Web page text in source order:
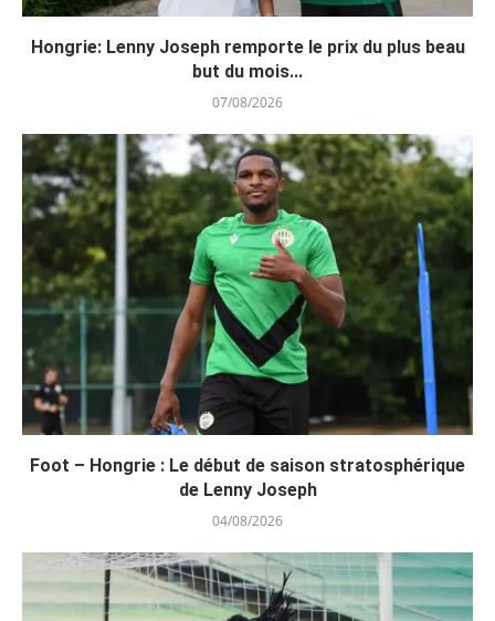
Hongrie: Lenny Joseph remporte le prix du plus beau
but du mois...
07/08/2026
Foot – Hongrie : Le début de saison stratosphérique
de Lenny Joseph
04/08/2026